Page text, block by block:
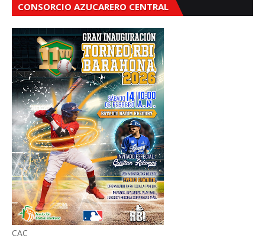
CONSORCIO AZUCARERO CENTRAL
CAC